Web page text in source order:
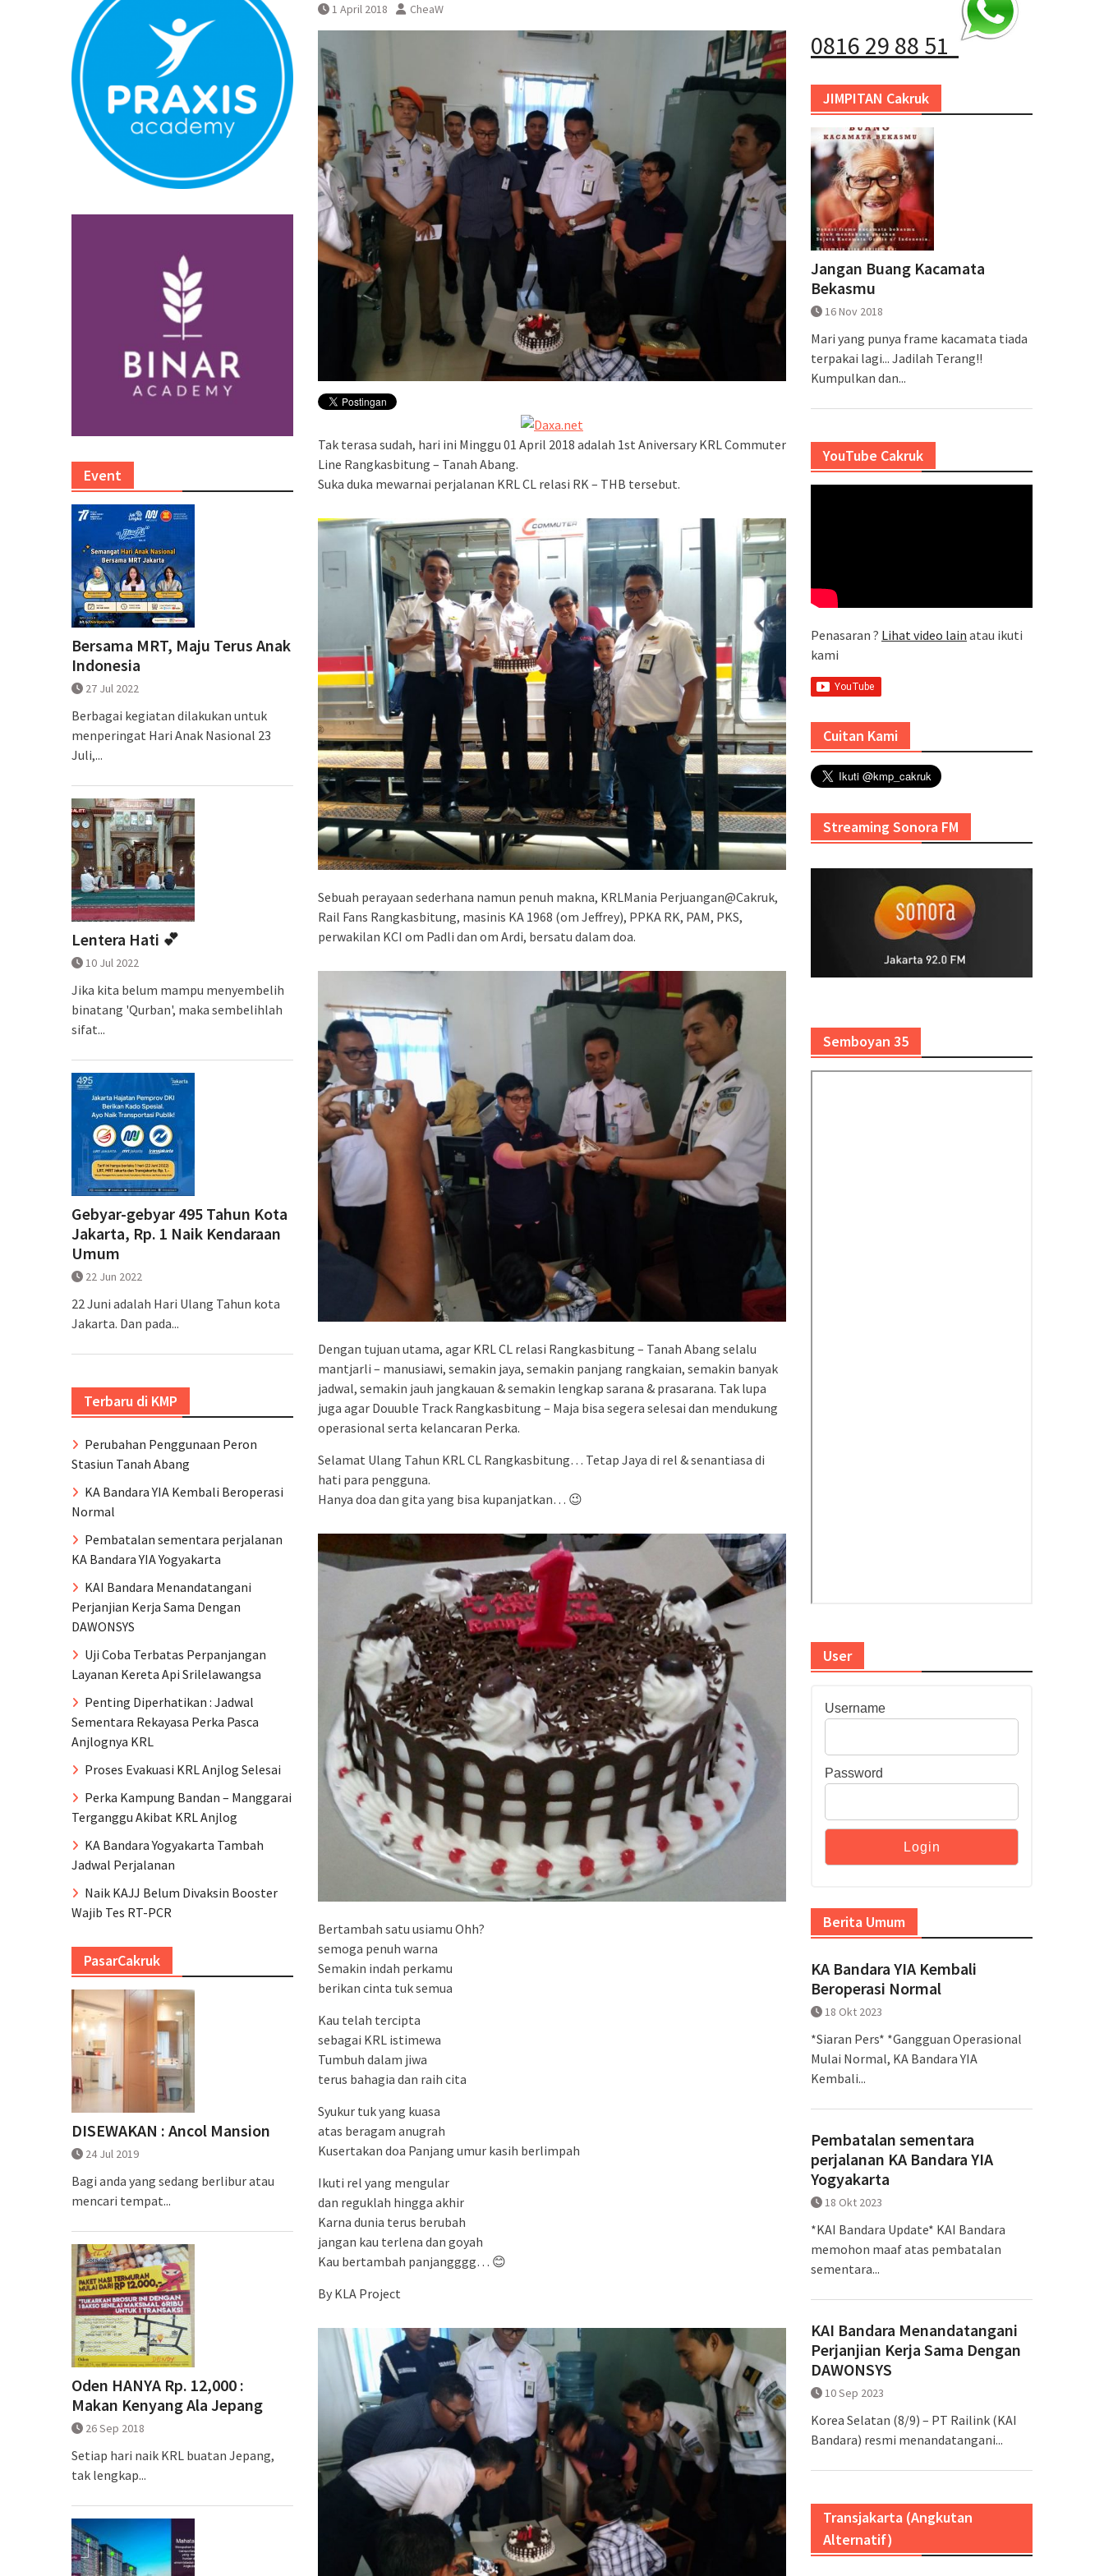
1 April 2018 CheaW
Tak terasa sudah, hari ini Minggu 01 April 2018 adalah 1st Aniversary KRL Commuter
Line Rangkasbitung – Tanah Abang.
Suka duka mewarnai perjalanan KRL CL relasi RK – THB tersebut.
Sebuah perayaan sederhana namun penuh makna, KRLMania Perjuangan@Cakruk,
Rail Fans Rangkasbitung, masinis KA 1968 (om Jeffrey), PPKA RK, PAM, PKS,
perwakilan KCI om Padli dan om Ardi, bersatu dalam doa.
Dengan tujuan utama, agar KRL CL relasi Rangkasbitung – Tanah Abang selalu
mantjarli – manusiawi, semakin jaya, semakin panjang rangkaian, semakin banyak
jadwal, semakin jauh jangkauan & semakin lengkap sarana & prasarana. Tak lupa
juga agar Douuble Track Rangkasbitung – Maja bisa segera selesai dan mendukung
operasional serta kelancaran Perka.
Selamat Ulang Tahun KRL CL Rangkasbitung… Tetap Jaya di rel & senantiasa di
hati para pengguna.
Hanya doa dan gita yang bisa kupanjatkan… 😉
Bertambah satu usiamu Ohh?
semoga penuh warna
Semakin indah perkamu
berikan cinta tuk semua
Kau telah tercipta
sebagai KRL istimewa
Tumbuh dalam jiwa
terus bahagia dan raih cita
Syukur tuk yang kuasa
atas beragam anugrah
Kusertakan doa Panjang umur kasih berlimpah
Ikuti rel yang mengular
dan reguklah hingga akhir
Karna dunia terus berubah
jangan kau terlena dan goyah
Kau bertambah panjangggg… 😊
By KLA Project
0816 29 88 51
JIMPITAN Cakruk
Jangan Buang Kacamata
Bekasmu
16 Nov 2018
Mari yang punya frame kacamata tiada
terpakai lagi... Jadilah Terang!!
Kumpulkan dan...
YouTube Cakruk
Penasaran ? Lihat video lain atau ikuti
kami
Cuitan Kami
Streaming Sonora FM
Semboyan 35
User
Username
Password
Berita Umum
KA Bandara YIA Kembali
Beroperasi Normal
18 Okt 2023
*Siaran Pers* *Gangguan Operasional
Mulai Normal, KA Bandara YIA
Kembali...
Pembatalan sementara
perjalanan KA Bandara YIA
Yogyakarta
18 Okt 2023
*KAI Bandara Update* KAI Bandara
memohon maaf atas pembatalan
sementara...
KAI Bandara Menandatangani
Perjanjian Kerja Sama Dengan
DAWONSYS
10 Sep 2023
Korea Selatan (8/9) – PT Railink (KAI
Bandara) resmi menandatangani...
Transjakarta (Angkutan
Alternatif)
Event
Bersama MRT, Maju Terus Anak
Indonesia
27 Jul 2022
Berbagai kegiatan dilakukan untuk
menperingat Hari Anak Nasional 23
Juli,...
Lentera Hati 💕
10 Jul 2022
Jika kita belum mampu menyembelih
binatang 'Qurban', maka sembelihlah
sifat...
Gebyar-gebyar 495 Tahun Kota
Jakarta, Rp. 1 Naik Kendaraan
Umum
22 Jun 2022
22 Juni adalah Hari Ulang Tahun kota
Jakarta. Dan pada...
Terbaru di KMP
Perubahan Penggunaan Peron
Stasiun Tanah Abang
KA Bandara YIA Kembali Beroperasi
Normal
Pembatalan sementara perjalanan
KA Bandara YIA Yogyakarta
KAI Bandara Menandatangani
Perjanjian Kerja Sama Dengan
DAWONSYS
Uji Coba Terbatas Perpanjangan
Layanan Kereta Api Srilelawangsa
Penting Diperhatikan : Jadwal
Sementara Rekayasa Perka Pasca
Anjlognya KRL
Proses Evakuasi KRL Anjlog Selesai
Perka Kampung Bandan – Manggarai
Terganggu Akibat KRL Anjlog
KA Bandara Yogyakarta Tambah
Jadwal Perjalanan
Naik KAJJ Belum Divaksin Booster
Wajib Tes RT-PCR
PasarCakruk
DISEWAKAN : Ancol Mansion
24 Jul 2019
Bagi anda yang sedang berlibur atau
mencari tempat...
Oden HANYA Rp. 12,000 :
Makan Kenyang Ala Jepang
26 Sep 2018
Setiap hari naik KRL buatan Jepang,
tak lengkap...